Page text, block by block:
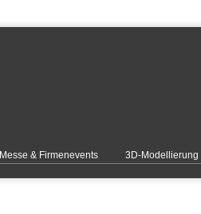
Messe & Firmenevents 3D-Modellierung